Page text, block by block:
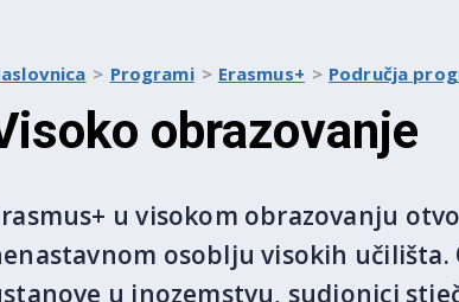
Programi Erasmus+ Područja
obrazovanje
u visokom obrazovanju
osoblju visokih
u inozemstvu, sudionici